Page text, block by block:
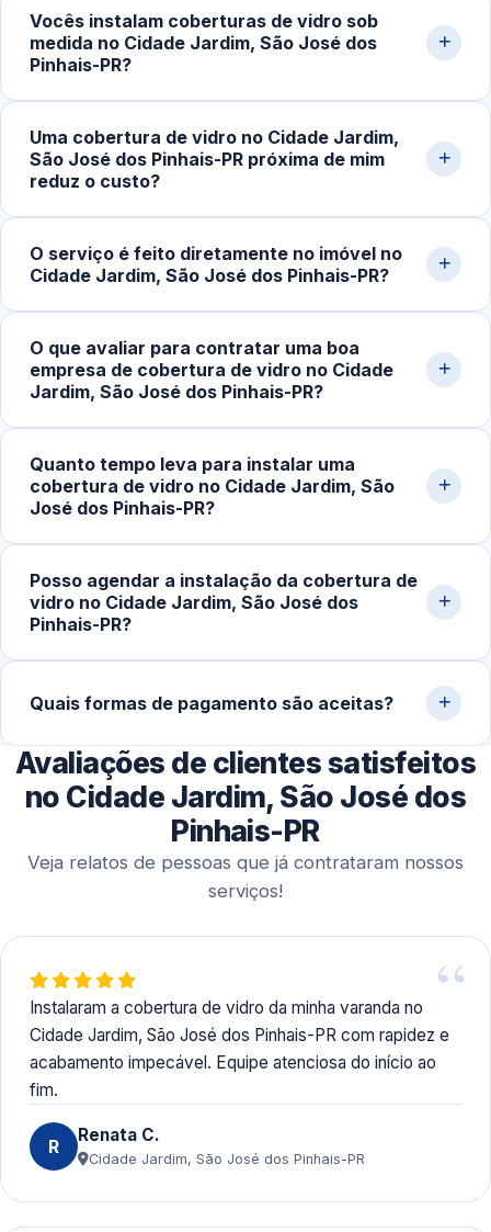
detalhado pelo nosso WhatsApp.
com o vento, peças soltas, desalinhamento visível,
desgaste nas fixações ou perda de vedação. Uma
Vocês instalam coberturas de vidro sob
medida no Cidade Jardim, São José dos
Pinhais-PR?
varandas, garagens, áreas gourmet, corredores e
espaços externos. Fazemos medição, planejamento,
Uma cobertura de vidro no Cidade Jardim,
São José dos Pinhais-PR próxima de mim
reduz o custo?
diminuindo os custos de deslocamento e agilizando o
tempo de execução. Também facilita as visitas técnicas
e o acompanhamento do projeto.
O serviço é feito diretamente no imóvel no
Cidade Jardim, São José dos Pinhais-PR?
equipamentos apropriados para medição, ajuste e
fixação das peças, garantindo maior precisão, segurança
O que avaliar para contratar uma boa
empresa de cobertura de vidro no Cidade
Jardim, São José dos Pinhais-PR?
materiais, o portfólio de projetos realizados e a
reputação do serviço. Solicite um orçamento claro, com
Quanto tempo leva para instalar uma
cobertura de vidro no Cidade Jardim, São
José dos Pinhais-PR?
a 6 horas. Estruturas maiores ou mais complexas podem
exigir um ou mais dias de trabalho para garantir
Posso agendar a instalação da cobertura de
vidro no Cidade Jardim, São José dos
Pinhais-PR?
agendamentos para projetos planejados, permitindo a
Quais formas de pagamento são aceitas?
Aceitamos Pix, dinheiro, cartões de crédito e débito,
além de transferências bancárias, oferecendo
praticidade aos clientes.
Avaliações de clientes satisfeitos
no Cidade Jardim, São José dos
Pinhais-PR
Veja relatos de pessoas que já contrataram nossos
serviços!
Instalaram a cobertura de vidro da minha varanda no
Cidade Jardim, São José dos Pinhais-PR com rapidez e
acabamento impecável. Equipe atenciosa do início ao
fim.
R Renata C.
Cidade Jardim, São José dos Pinhais-PR